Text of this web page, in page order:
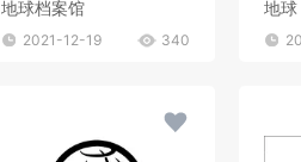
地球档案馆
2021-12-19 340
地球